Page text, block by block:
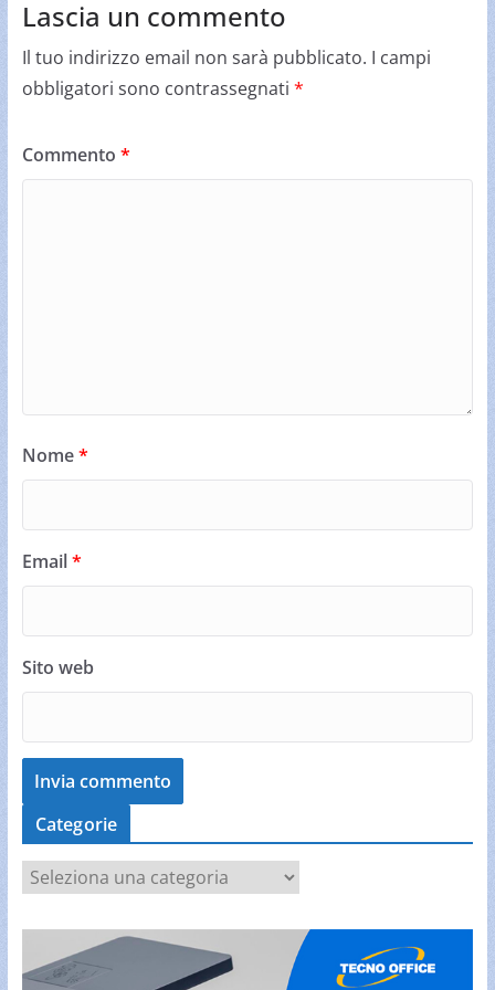
Lascia un commento
Il tuo indirizzo email non sarà pubblicato. I campi
obbligatori sono contrassegnati *
Commento *
Nome*
Email*
Sito web
Categorie
a
t
g